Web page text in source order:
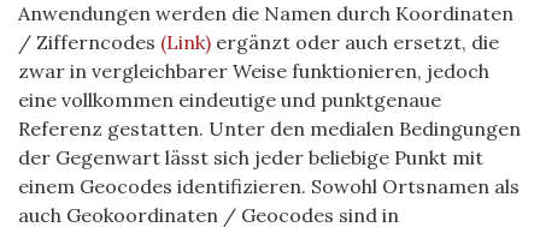
Anwendungen werden die Namen durch Koordinaten
/ Zifferncodes (Link) ergänzt oder auch ersetzt, die
zwar in vergleichbarer Weise funktionieren, jedoch
eine vollkommen eindeutige und punktgenaue
Referenz gestatten. Unter den medialen Bedingungen
der Gegenwart lässt sich jeder beliebige Punkt mit
einem Geocodes identifizieren. Sowohl Ortsnamen als
auch Geokoordinaten / Geocodes sind in